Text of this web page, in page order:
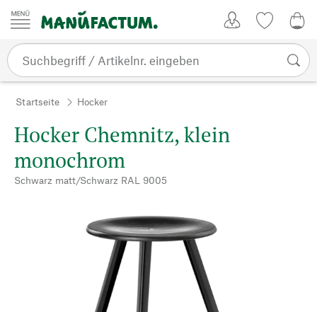
Zum Inhalt springen
Startseite Hocker
Hocker Chemnitz, klein
monochrom
Schwarz matt/Schwarz RAL 9005